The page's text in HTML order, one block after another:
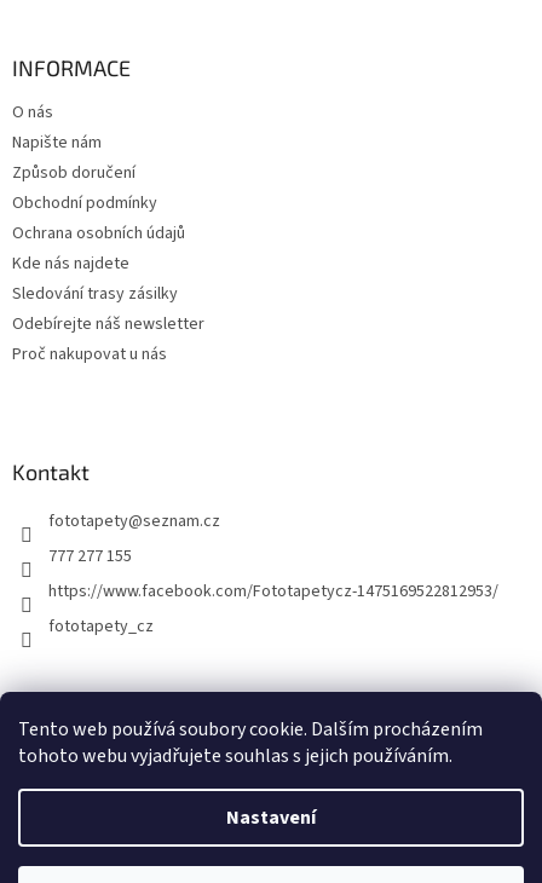
Tento web používá soubory cookie. Dalším procházením
tohoto webu vyjadřujete souhlas s jejich používáním.
Nastavení
INFORMACE
O nás
Napište nám
Způsob doručení
Obchodní podmínky
Ochrana osobních údajů
Kde nás najdete
Sledování trasy zásilky
Odebírejte náš newsletter
Proč nakupovat u nás
Kontakt
fototapety@seznam.cz
777 277 155
https://www.facebook.com/Fototapetycz-1475169522812953/
fototapety_cz
Vytvořil Shoptet